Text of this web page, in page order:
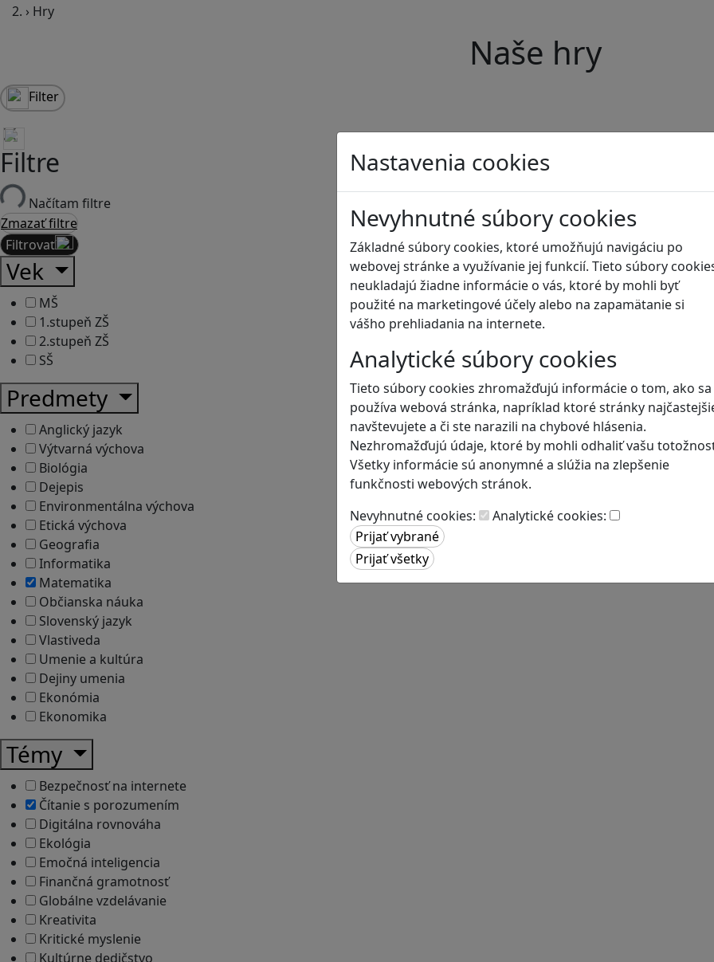
Nastavenia cookies
Nevyhnutné súbory cookies
Základné súbory cookies, ktoré umožňujú navigáciu po
webovej stránke a využívanie jej funkcií. Tieto súbory
neukladajú žiadne informácie o vás, ktoré by mohli byť
použité na marketingové účely alebo na zapamätanie si
vášho prehliadania na internete.
Analytické súbory cookies
Tieto súbory cookies zhromažďujú informácie o tom, ako sa
používa webová stránka, napríklad ktoré stránky
navštevujete a či ste narazili na chybové hlásenia.
Nezhromažďujú údaje, ktoré by mohli odhaliť vašu
Všetky informácie sú anonymné a slúžia na zlepšenie
funkčnosti webových stránok.
Nevyhnutné cookies:
Analytické cookies:
› Hry
Naše hry
Filter
Filtre
Načítam filtre
Zmazať filtre
Filtrovať
Vek
MŠ
1.stupeň ZŠ
2.stupeň ZŠ
SŠ
Predmety
Anglický jazyk
Výtvarná výchova
Biológia
Dejepis
Environmentálna výchova
Etická výchova
Geografia
Informatika
Matematika
Občianska náuka
Slovenský jazyk
Vlastiveda
Umenie a kultúra
Dejiny umenia
Ekonómia
Ekonomika
Témy
Bezpečnosť na internete
Čítanie s porozumením
Digitálna rovnováha
Ekológia
Emočná inteligencia
Finančná gramotnosť
Globálne vzdelávanie
Kreativita
Kritické myslenie
Kultúrne dedičstvo